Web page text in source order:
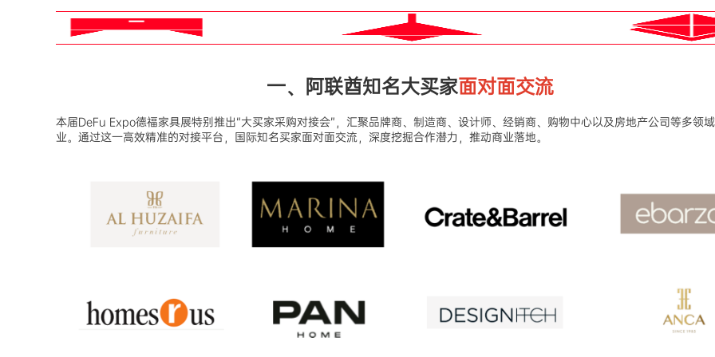
一、阿联酋知名大买家面对面交流
本届DeFu Expo德福家具展特别推出“大买家采购对接会”，汇聚品牌商、制造商、设计师、经销商、购物中心以及房地产公司等多领
业。通过这一高效精准的对接平台，国际知名买家面对面交流，深度挖掘合作潜力，推动商业落地。